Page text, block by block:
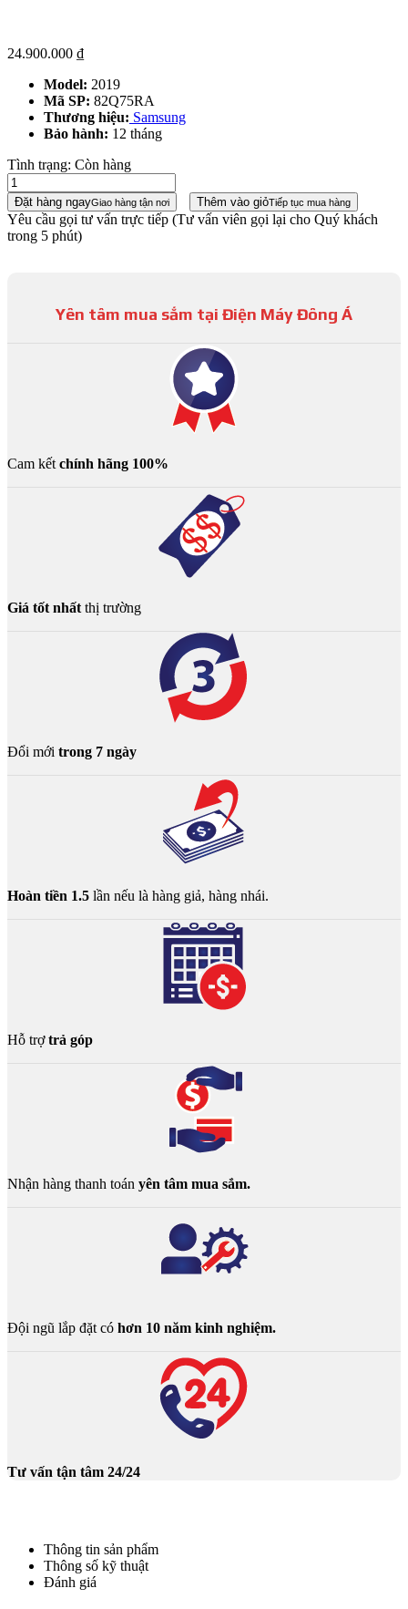
24.900.000 ₫
Model: 2019
Mã SP: 82Q75RA
Thương hiệu: Samsung
Bảo hành: 12 tháng
Tình trạng: Còn hàng
Đặt hàng ngayGiao hàng tận nơi Thêm vào giỏTiếp tục mua hàng
Yêu cầu gọi tư vấn trực tiếp (Tư vấn viên gọi lại cho Quý khách
trong 5 phút)
Yên tâm mua sắm tại Điện Máy Đông Á
Cam kết chính hãng 100%
Giá tốt nhất thị trường
Đổi mới trong 7 ngày
Hoàn tiền 1.5 lần nếu là hàng giả, hàng nhái.
Hỗ trợtrả góp
Nhận hàng thanh toán yên tâm mua sắm.
Đội ngũ lắp đặt có hơn 10 năm kinh nghiệm.
Tư vấn tận tâm 24/24
Thông tin sản phẩm
Thông số kỹ thuật
Đánh giá